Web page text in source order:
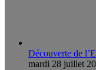
Découverte de
mardi 28 juillet